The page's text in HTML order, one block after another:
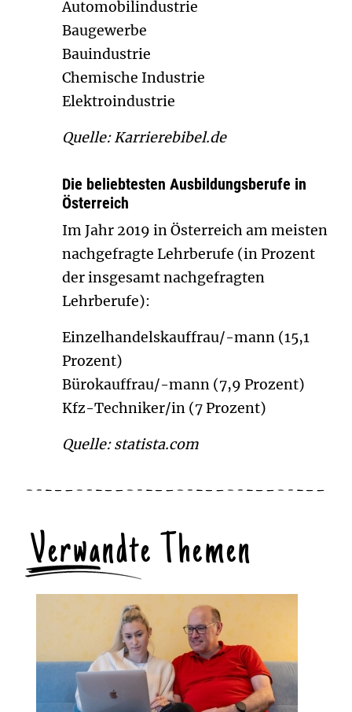
Automobilindustrie
Baugewerbe
Bauindustrie
Chemische Industrie
Elektroindustrie
Quelle: Karrierebibel.de
Die beliebtesten Ausbildungsberufe in
Österreich
Im Jahr 2019 in Österreich am meisten
nachgefragte Lehrberufe (in Prozent
der insgesamt nachgefragten
Lehrberufe):
Einzelhandelskauffrau/-mann (15,1
Prozent)
Bürokauffrau/-mann (7,9 Prozent)
Kfz-Techniker/in (7 Prozent)
Quelle: statista.com
Verwandte Themen